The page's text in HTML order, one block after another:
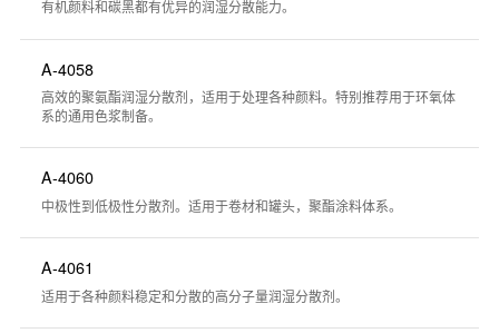
有机颜料和碳黑都有优异的润湿分散能力。
A-4058
高效的聚氨酯润湿分散剂，适用于处理各种颜料。特别推荐用于环氧体
系的通用色浆制备。
A-4060
中极性到低极性分散剂。适用于卷材和罐头，聚酯涂料体系。
A-4061
适用于各种颜料稳定和分散的高分子量润湿分散剂。